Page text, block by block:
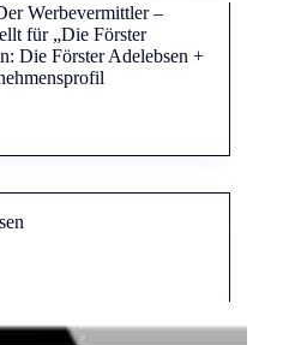
Werbevermittler –
für „Die Förster
Die Förster Adelebsen +